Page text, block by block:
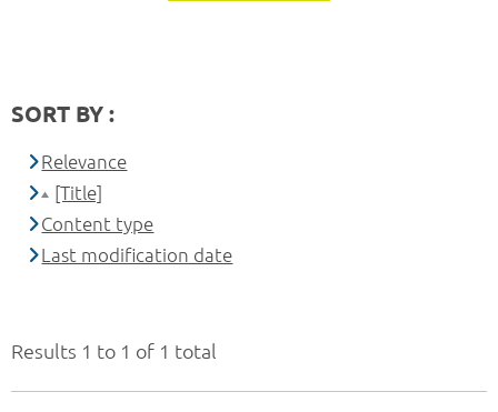
Results 1 to 1 of 1 total
SORT BY :
Relevance
[Title]
Content type
Last modification date